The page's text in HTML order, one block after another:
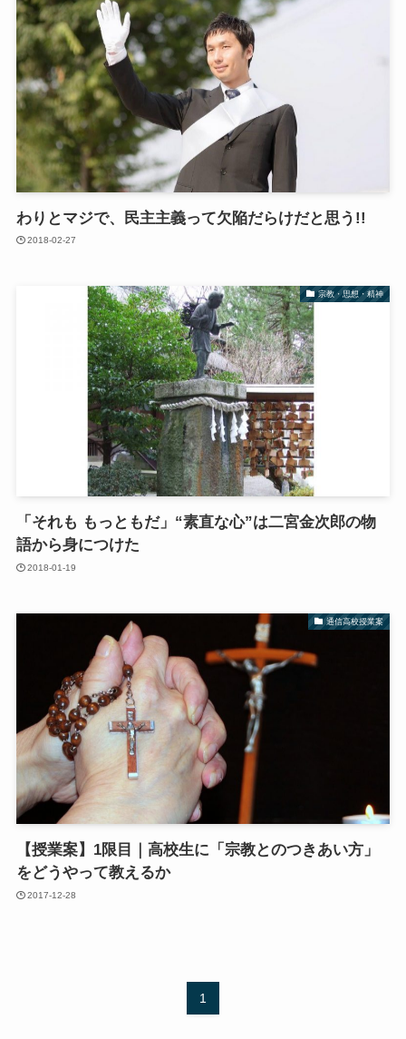
わりとマジで、民主主義って欠陥だらけだと思う!!
2018-02-27
宗教・思想・精神
「それも もっともだ」“素直な心”は二宮金次郎の物
語から身につけた
2018-01-19
通信高校授業案
【授業案】1限目｜高校生に「宗教とのつきあい方」
をどうやって教えるか
2017-12-28
1